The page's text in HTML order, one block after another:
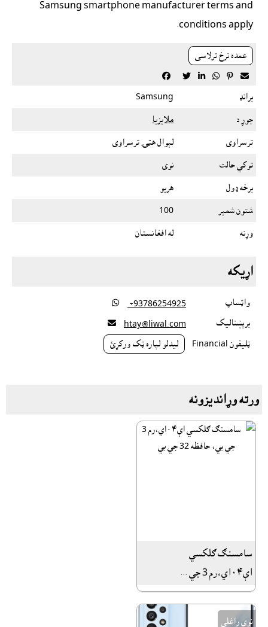
Samsung smartphone manufacturer terms and
conditions apply.
عمده نرخ ترلاسى
     
برانډ Samsung
جوړ د ملايزيا
ترسراوى لېوال هټۍ ترسراوى
توکي حالت نوى
برخه ډول هريو
شتون شمېر 100
وړنه له افغانستان
اړيکه
واټساپ ‎ +93786254925

برېښناليک htay@liwal.com

ټليفون Financial ليدلو لپاره ټک ورکړئ
ورته وړانديزونه
سامسنګ ګلکسي
اې٠٤اي،رم 3 جي ...
نوى راغلى